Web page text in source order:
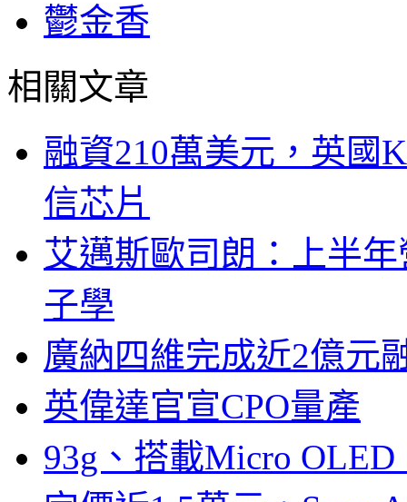
鬱金香
相關文章
融資210萬美元，英國
信芯片
艾邁斯歐司朗：上半
子學
廣納四維完成近2億元
英偉達官宣CPO量產
93g、搭載Micro